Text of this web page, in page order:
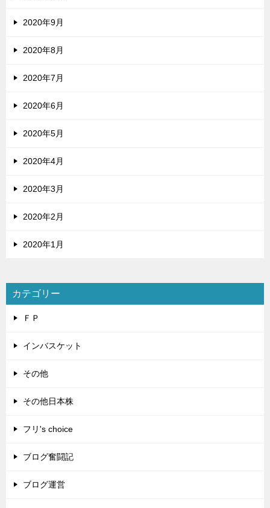
2020年9月
2020年8月
2020年7月
2020年6月
2020年5月
2020年4月
2020年3月
2020年2月
2020年1月
カテゴリー
ＦＰ
インバスケット
その他
その他日本株
フリ's choice
ブログ奮闘記
ブログ運営